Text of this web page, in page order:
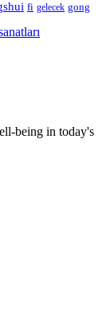
fi gelecek gong
being in today's